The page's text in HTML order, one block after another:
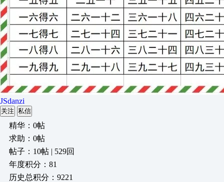
JSdanzi
关注 私信
精华：0帖
求助：0帖
帖子：10帖 | 529回
年度积分：81
历史总积分：9221